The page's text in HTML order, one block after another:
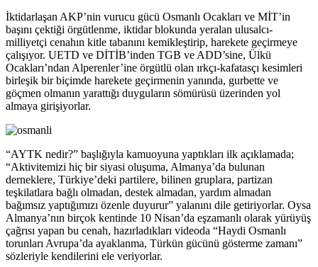
İktidarlaşan AKP’nin vurucu gücü Osmanlı Ocakları ve MİT’in
başını çektiği örgütlenme, iktidar blokunda yeralan ulusalcı-
milliyetçi cenahın kitle tabanını kemikleştirip, harekete geçirmeye
çalışıyor. UETD ve DİTİB’inden TGB ve ADD’sine, Ülkü
Ocakları’ndan Alperenler’ine örgütlü olan ırkçı-kafatasçı kesimleri
birleşik bir biçimde harekete geçirmenin yanında, gurbette ve
göçmen olmanın yarattığı duyguların sömürüsü üzerinden yol
almaya girişiyorlar.
“AYTK nedir?” başlığıyla kamuoyuna yaptıkları ilk açıklamada;
“Aktivitemizi hiç bir siyasi oluşuma, Almanya’da bulunan
derneklere, Türkiye’deki partilere, bilinen gruplara, partizan
teşkilatlara bağlı olmadan, destek almadan, yardım almadan
bağımsız yaptığımızı özenle duyurur” yalanını dile getiriyorlar. Oysa
Almanya’nın birçok kentinde 10 Nisan’da eşzamanlı olarak yürüyüş
çağrısı yapan bu cenah, hazırladıkları videoda “Haydi Osmanlı
torunları Avrupa’da ayaklanma, Türkün gücünü gösterme zamanı”
sözleriyle kendilerini ele veriyorlar.